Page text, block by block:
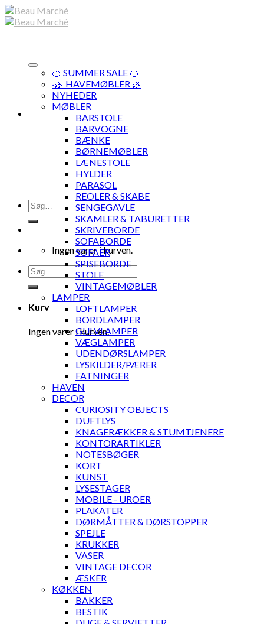
Skip
to
Søg
efter:
Ingen varer i kurven.
Søg
efter:
Kurv
Ingen varer i kurven.
🍊 SUMMER SALE 🍊
·🌿 HAVEMØBLER 🌿
NYHEDER
MØBLER
BARSTOLE
BARVOGNE
BÆNKE
BØRNEMØBLER
LÆNESTOLE
HYLDER
PARASOL
REOLER & SKABE
SENGEGAVLE
SKAMLER & TABURETTER
SKRIVEBORDE
SOFABORDE
SOFAER
SPISEBORDE
STOLE
VINTAGEMØBLER
LAMPER
LOFTLAMPER
BORDLAMPER
GULVLAMPER
VÆGLAMPER
UDENDØRSLAMPER
LYSKILDER/PÆRER
FATNINGER
HAVEN
DECOR
CURIOSITY OBJECTS
DUFTLYS
KNAGERÆKKER & STUMTJENERE
KONTORARTIKLER
NOTESBØGER
KORT
KUNST
LYSESTAGER
MOBILE - UROER
PLAKATER
DØRMÅTTER & DØRSTOPPER
SPEJLE
KRUKKER
VASER
VINTAGE DECOR
ÆSKER
KØKKEN
BAKKER
BESTIK